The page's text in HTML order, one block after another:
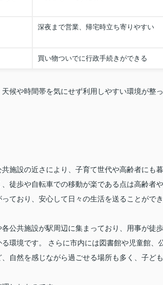
深夜まで営業、帰宅時立ち寄りやすい
買い物ついでに行政手続きができる
候や時間帯を気にせず利用しやすい環境が整っ
施設の近さにより、子育て世代や高齢者にも暮
徒歩や自転車での移動が楽である点は高齢者や
ており、安心して日々の生活を送ることができ
公共施設が駅周辺に集まっており、用事が徒歩
環境です。 さらに市内には図書館や児童館、
自然を感じながら過ごせる場所も多く、子ども